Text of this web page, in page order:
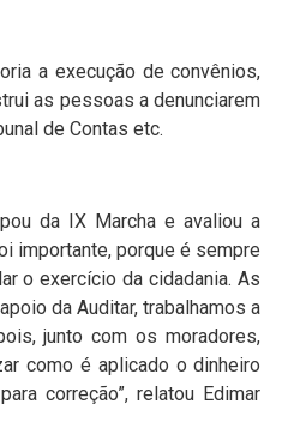
a execução de convênios,
as pessoas a denunciarem
de Contas etc.
da IX Marcha e avaliou a
importante, porque é sempre
o exercício da cidadania. As
da Auditar, trabalhamos a
junto com os moradores,
como é aplicado o dinheiro
correção”, relatou Edimar